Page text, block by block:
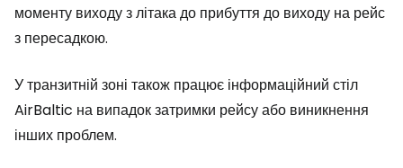
моменту виходу з літака до прибуття до виходу на рейс
з пересадкою.
У транзитній зоні також працює інформаційний стіл
AirBaltic на випадок затримки рейсу або виникнення
інших проблем.